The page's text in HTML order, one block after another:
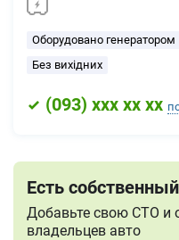
Оборудовано генератором
Без вихідних
(093) xxx xx xx
Есть
Добавьте свою СТО и
владельцев авто